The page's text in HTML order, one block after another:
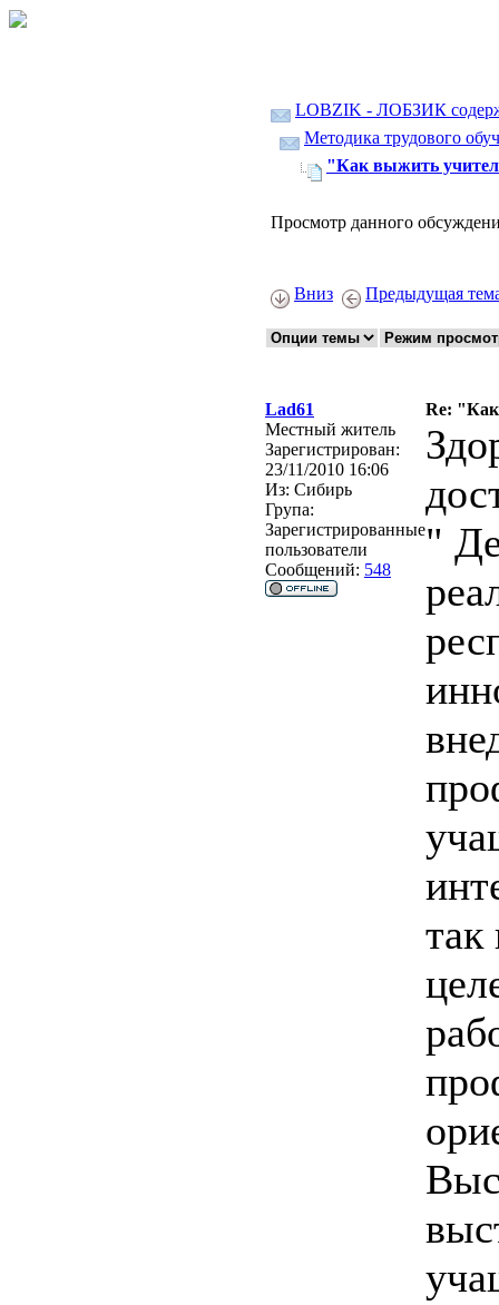
LOBZIK - ЛОБЗИК
Методика трудового
"Как выжить
Просмотр данного
Вниз Предыдущая
Lad61
Re:
Местный житель
Зарегистрирован:
23/11/2010 16:06
Из: Сибирь
Група:
Зарегистрированные
пользователи
Сообщений: 548
"
так